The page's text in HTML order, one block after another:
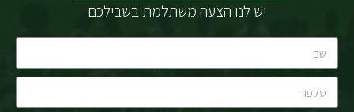
יש לנו הצעה משתלמת בשבילכם